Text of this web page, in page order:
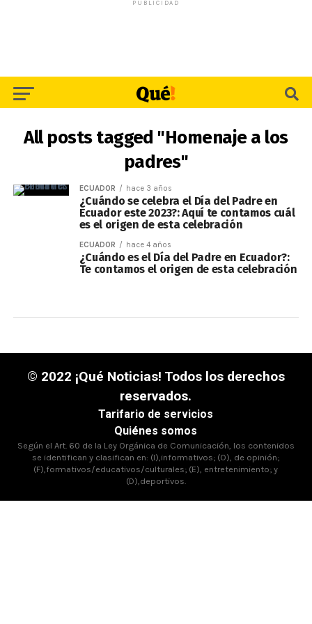
PUBLICIDAD
All posts tagged "Homenaje a los
padres"
ECUADOR hace 3 años
¿Cuándo se celebra el Día del Padre en
Ecuador este 2023?: Aquí te contamos cuál
es el origen de esta celebración
ECUADOR hace 4 años
¿Cuándo es el Día del Padre en Ecuador?:
Te contamos el origen de esta celebración
© 2022 ¡Qué Noticias! Todos los derechos
reservados.
Tarifario de servicios
Quiénes somos
Según el Art. 60 de la Ley Orgánica de Comunicación, los contenidos
se identifican y clasifican en: (I),informativos; (O), de opinión;
(F),formativos/educativos/culturales; (E), entretenimiento; y
(D),deportivos.